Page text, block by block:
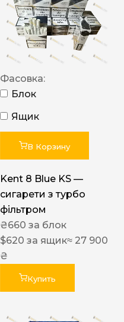
Фасовка:
Блок
Ящик
В Корзину
Kent 8 Blue KS —
сигарети з турбо
фільтром
₴660 за блок
$620 за ящик≈ 27 900
₴
Купить